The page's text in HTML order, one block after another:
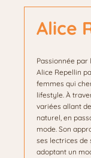
Alice
Passionnée
Alice Repellin
femmes qui
lifestyle. À
variées allant
naturel, en
mode. Son
ses lectrices de
adoptant un